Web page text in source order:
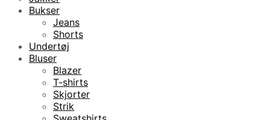
Bukser
Jeans
Shorts
Undertøj
Bluser
Blazer
T-shirts
Skjorter
Strik